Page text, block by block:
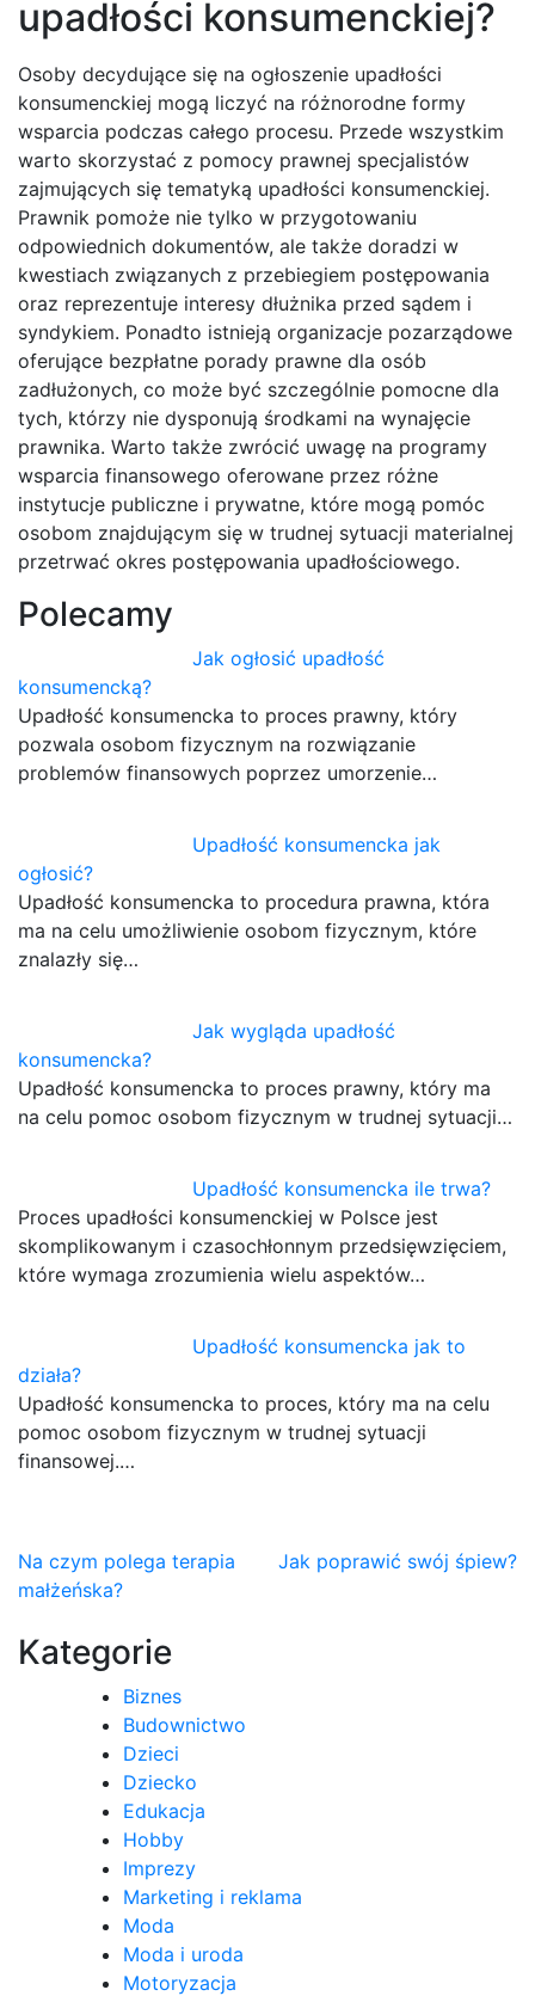
upadłości konsumenckiej?
Osoby decydujące się na ogłoszenie upadłości
konsumenckiej mogą liczyć na różnorodne formy
wsparcia podczas całego procesu. Przede wszystkim
warto skorzystać z pomocy prawnej specjalistów
zajmujących się tematyką upadłości konsumenckiej.
Prawnik pomoże nie tylko w przygotowaniu
odpowiednich dokumentów, ale także doradzi w
kwestiach związanych z przebiegiem postępowania
oraz reprezentuje interesy dłużnika przed sądem i
syndykiem. Ponadto istnieją organizacje pozarządowe
oferujące bezpłatne porady prawne dla osób
zadłużonych, co może być szczególnie pomocne dla
tych, którzy nie dysponują środkami na wynajęcie
prawnika. Warto także zwrócić uwagę na programy
wsparcia finansowego oferowane przez różne
instytucje publiczne i prywatne, które mogą pomóc
osobom znajdującym się w trudnej sytuacji materialnej
przetrwać okres postępowania upadłościowego.
Polecamy
Jak ogłosić upadłość
konsumencką?
Upadłość konsumencka to proces prawny, który
pozwala osobom fizycznym na rozwiązanie
problemów finansowych poprzez umorzenie…
Upadłość konsumencka jak
ogłosić?
Upadłość konsumencka to procedura prawna, która
ma na celu umożliwienie osobom fizycznym, które
znalazły się…
Jak wygląda upadłość
konsumencka?
Upadłość konsumencka to proces prawny, który ma
na celu pomoc osobom fizycznym w trudnej sytuacji…
Upadłość konsumencka ile trwa?
Proces upadłości konsumenckiej w Polsce jest
skomplikowanym i czasochłonnym przedsięwzięciem,
które wymaga zrozumienia wielu aspektów…
Upadłość konsumencka jak to
działa?
Upadłość konsumencka to proces, który ma na celu
pomoc osobom fizycznym w trudnej sytuacji
finansowej.…
Nawigacja
wpisu
Na czym polega terapia
małżeńska?
Jak poprawić swój śpiew?
Kategorie
Biznes
Budownictwo
Dzieci
Dziecko
Edukacja
Hobby
Imprezy
Marketing i reklama
Moda
Moda i uroda
Motoryzacja